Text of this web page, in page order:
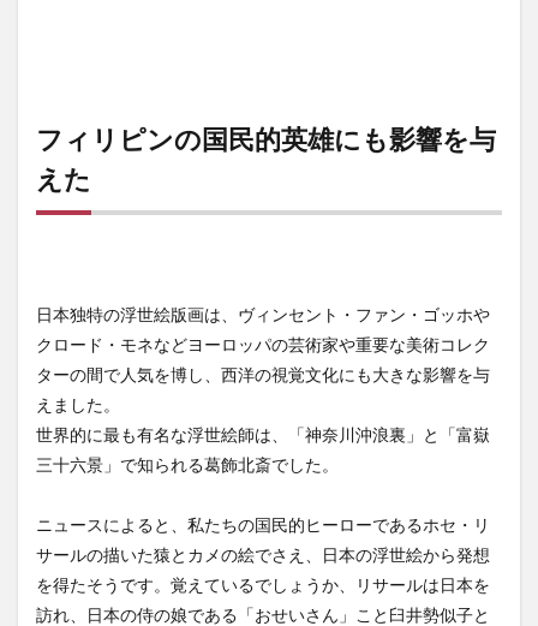
フィリピンの国民的英雄にも影響を与
えた
日本独特の浮世絵版画は、ヴィンセント・ファン・ゴッホや
クロード・モネなどヨーロッパの芸術家や重要な美術コレク
ターの間で人気を博し、西洋の視覚文化にも大きな影響を与
えました。
世界的に最も有名な浮世絵師は、「神奈川沖浪裏」と「富嶽
三十六景」で知られる葛飾北斎でした。
ニュースによると、私たちの国民的ヒーローであるホセ・リ
サールの描いた猿とカメの絵でさえ、日本の浮世絵から発想
を得たそうです。覚えているでしょうか、リサールは日本を
訪れ、日本の侍の娘である「おせいさん」こと臼井勢似子と